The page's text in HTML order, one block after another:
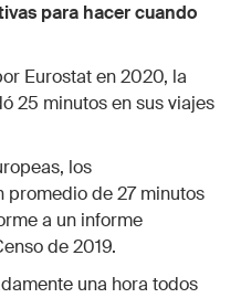
para hacer cuando
Eurostat en 2020, la
25 minutos en sus viajes
los
promedio de 27 minutos
a un informe
de 2019.
una hora todos